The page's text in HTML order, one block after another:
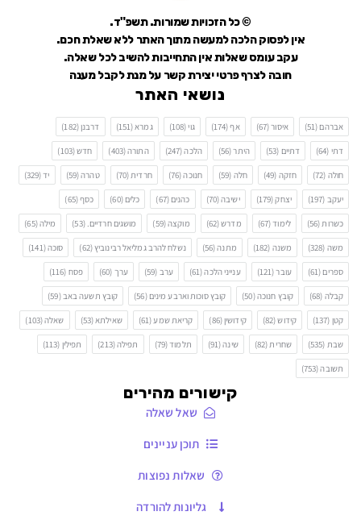
© כל הזכויות שמורות. תשפ"ד.
אין לפסוק הלכה למעשה מתוך האתר ללא שאלת חכם.
עקב עומס שאלות אין התחייבות להשיב לכל שאלה.
חובה לצרף פרטי יצירת קשר על מנת לקבל מענה
נושאי האתר
אברהם (51) איסור(67) אף(174) גוי(108) גמרא (151) דרבנן(182)
דתי (64) דתיים (53) היתר(56) הלכה(247) התורה(403) חדש(103)
חולה (72) חזקה (49) חלה (59) חנוכה(76) חרדית (70) טהרה(59) יד(329)
יעקב (197) יצחק(179) ישיבה(70) כהנים (67) כלים (60) כסף(65)
כשרות (56) לימוד(67) מדרש(62) מוקצה(59) מושגים חרדיים. (53) מילה(65)
משה (328) משנה (182) מתנה(56) נשלח להרב גמליאל רבינוביץ(62) סוכה(141)
ספרים (61) עובר(121) ענייני הלכה(61) ערב (59) ערך (60) פסח (116)
קבלה (68) קובץ חנוכה(50) קובץ סוכות וארבע מינים (56) קובץ תשעה באב(59)
קטן (137) קידוש(82) קידושין(86) קריאת שמע (61) שאילתא (53) שאלה(103)
שבת (535) שחרית (82) שינה(91) תלמוד(79) תפילה(213) תפילין (113)
תשובה(753)
קישורים מהירים
שאל שאלה
תוכן עניינים
שאלות נפוצות
גליונות להורדה